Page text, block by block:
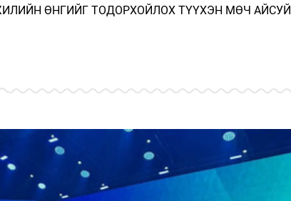
ӨНГИЙГ ТОДОРХОЙЛОХ ТҮҮХЭН МӨЧ АЙСУЙ